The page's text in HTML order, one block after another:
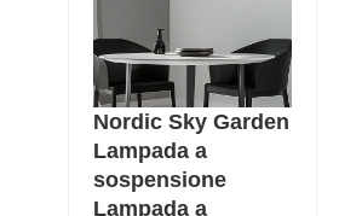
Nordic Sky Garden
Lampada a
sospensione
Lampada a